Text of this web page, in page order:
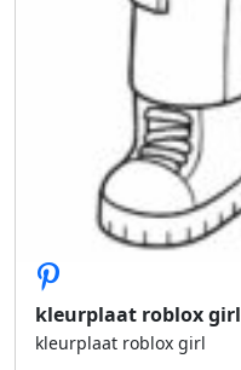
kleurplaat roblox girl
kleurplaat roblox girl